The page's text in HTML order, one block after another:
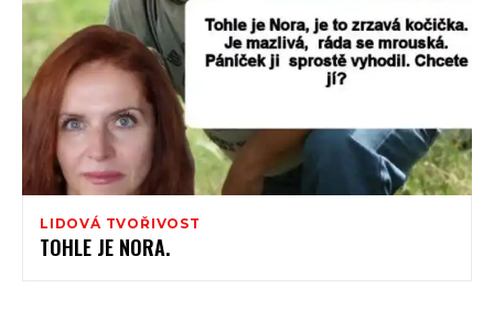
LIDOVÁ TVOŘIVOST
TOHLE JE NORA.